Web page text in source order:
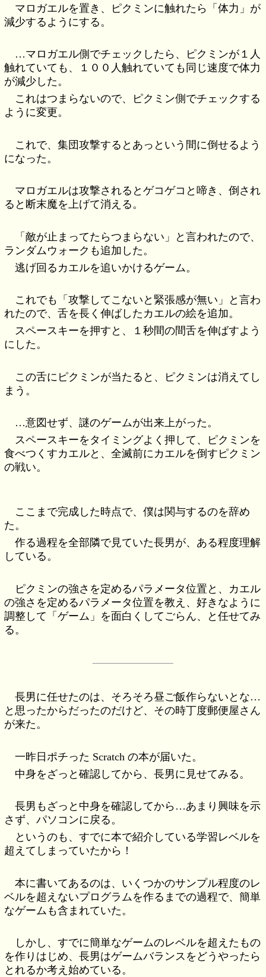
マロガエルを置き、ピクミンに触れたら「体力」が
減少するようにする。
…マロガエル側でチェックしたら、ピクミンが１人
触れていても、１００人触れていても同じ速度で体力
が減少した。
これはつまらないので、ピクミン側でチェックする
ように変更。
これで、集団攻撃するとあっという間に倒せるよう
になった。
マロガエルは攻撃されるとゲコゲコと啼き、倒され
ると断末魔を上げて消える。
「敵が止まってたらつまらない」と言われたので、
ランダムウォークも追加した。
逃げ回るカエルを追いかけるゲーム。
これでも「攻撃してこないと緊張感が無い」と言わ
れたので、舌を長く伸ばしたカエルの絵を追加。
スペースキーを押すと、１秒間の間舌を伸ばすよう
にした。
この舌にピクミンが当たると、ピクミンは消えてし
まう。
…意図せず、謎のゲームが出来上がった。
スペースキーをタイミングよく押して、ピクミンを
食べつくすカエルと、全滅前にカエルを倒すピクミン
の戦い。
ここまで完成した時点で、僕は関与するのを辞め
た。
作る過程を全部隣で見ていた長男が、ある程度理解
している。
ピクミンの強さを定めるパラメータ位置と、カエル
の強さを定めるパラメータ位置を教え、好きなように
調整して「ゲーム」を面白くしてごらん、と任せてみ
る。
長男に任せたのは、そろそろ昼ご飯作らないとな…
と思ったからだったのだけど、その時丁度郵便屋さん
が来た。
一昨日ポチった Scratch の本が届いた。
中身をざっと確認してから、長男に見せてみる。
長男もざっと中身を確認してから…あまり興味を示
さず、パソコンに戻る。
というのも、すでに本で紹介している学習レベルを
超えてしまっていたから！
本に書いてあるのは、いくつかのサンプル程度のレ
ベルを超えないプログラムを作るまでの過程で、簡単
なゲームも含まれていた。
しかし、すでに簡単なゲームのレベルを超えたもの
を作りはじめ、長男はゲームバランスをどうやったら
とれるか考え始めている。